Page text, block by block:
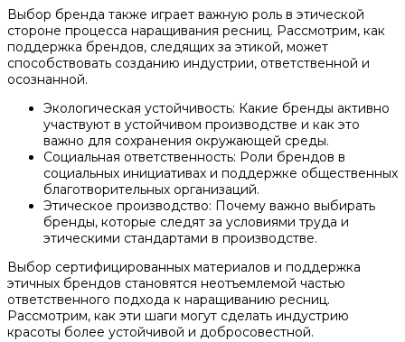
Выбор бренда также играет важную роль в этической
стороне процесса наращивания ресниц. Рассмотрим, как
поддержка брендов, следящих за этикой, может
способствовать созданию индустрии, ответственной и
осознанной.
Экологическая устойчивость: Какие бренды активно
участвуют в устойчивом производстве и как это
важно для сохранения окружающей среды.
Социальная ответственность: Роли брендов в
социальных инициативах и поддержке общественных
благотворительных организаций.
Этическое производство: Почему важно выбирать
бренды, которые следят за условиями труда и
этическими стандартами в производстве.
Выбор сертифицированных материалов и поддержка
этичных брендов становятся неотъемлемой частью
ответственного подхода к наращиванию ресниц.
Рассмотрим, как эти шаги могут сделать индустрию
красоты более устойчивой и добросовестной.